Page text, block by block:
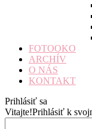
FOTOOKO
ARCHÍV
O NÁS
KONTAKT
Prihlásiť sa
Vitajte!Prihlásiť k